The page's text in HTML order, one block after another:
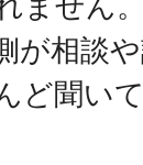
ません。
が相談
ど聞い